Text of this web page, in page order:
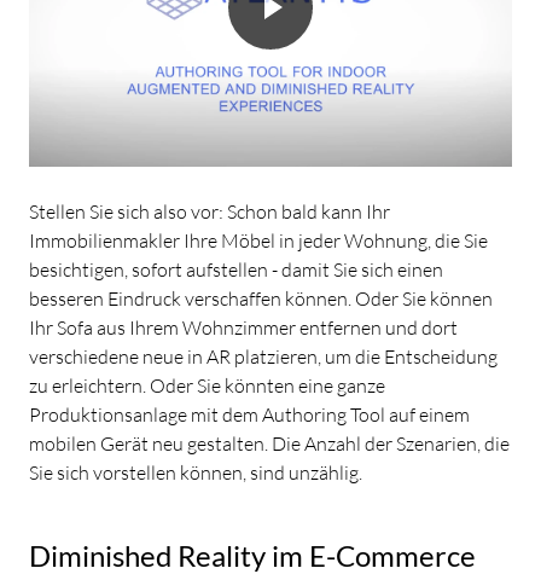
Stellen Sie sich also vor: Schon bald kann Ihr
Immobilienmakler Ihre Möbel in jeder Wohnung, die Sie
besichtigen, sofort aufstellen - damit Sie sich einen
besseren Eindruck verschaffen können. Oder Sie können
Ihr Sofa aus Ihrem Wohnzimmer entfernen und dort
verschiedene neue in AR platzieren, um die Entscheidung
zu erleichtern. Oder Sie könnten eine ganze
Produktionsanlage mit dem Authoring Tool auf einem
mobilen Gerät neu gestalten. Die Anzahl der Szenarien, die
Sie sich vorstellen können, sind unzählig.
Diminished Reality im E-Commerce